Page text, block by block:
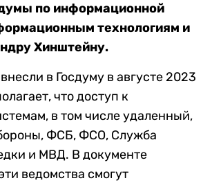
по информационной
технологиям и
Хинштейну.
в Госдуму в августе 2023
что доступ к
в том числе удаленный,
ФСБ, ФСО, Служба
и МВД. В документе
ведомства смогут